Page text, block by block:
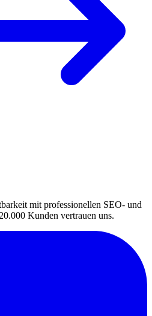
mit professionellen SEO- und
Kunden vertrauen uns.